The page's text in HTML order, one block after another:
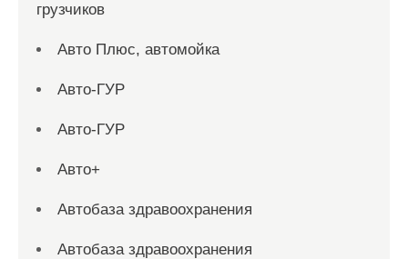
грузчиков
Авто Плюс, автомойка
Авто-ГУР
Авто-ГУР
Авто+
Автобаза здравоохранения
Автобаза здравоохранения